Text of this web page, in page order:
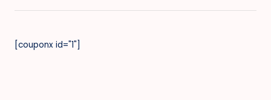
[couponx id="1"]